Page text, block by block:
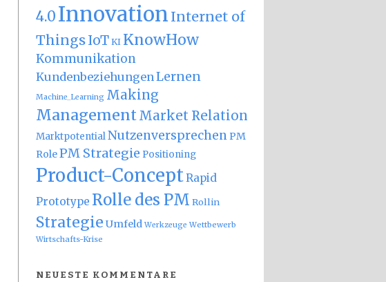
4.0Innovation Internet of
ThingsIoT KI KnowHow
Kommunikation
Kundenbeziehungen Lernen
Machine_Learning Making
Management Market Relation
MarktpotentialNutzenversprechen PM
RolePM Strategie Positioning
Product-ConceptRapid
Prototype Rolle des PM Rollin
Strategie Umfeld Werkzeuge Wettbewerb
Wirtschafts-Krise
NEUESTE KOMMENTARE